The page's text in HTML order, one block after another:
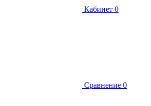
Кабинет 0
Сравнение 0